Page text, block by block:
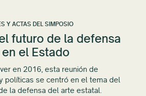
Y ACTAS DEL SIMPOSIO
futuro de la defensa
el Estado
en 2016, esta reunión de
políticas se centró en el tema del
la defensa del arte estatal.